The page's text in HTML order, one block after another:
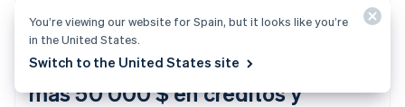
Un año gratis de Stripe Payments,
más 50 000 $ en créditos y
You’re viewing our website for Spain, but it looks like you’re
in the United States.
Switch to the United States site